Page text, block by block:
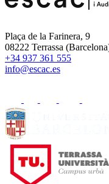
Plaça de la Farinera, 9
08222 Terrassa
+34 937 361 555
info@escac.es